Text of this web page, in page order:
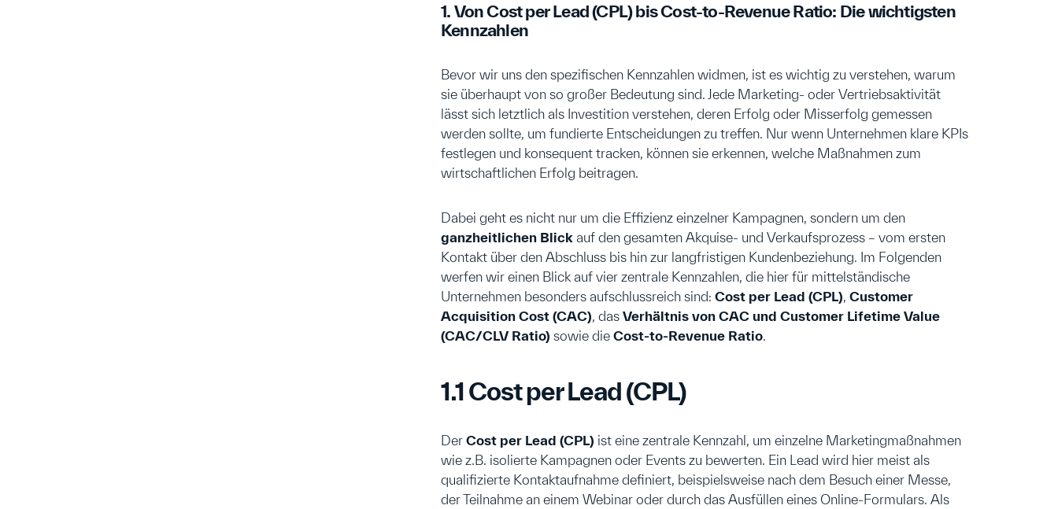
1. Von Cost per Lead (CPL) bis Cost-to-Revenue Ratio: Die wichtigsten
Kennzahlen
Bevor wir uns den spezifischen Kennzahlen widmen, ist es wichtig zu verstehen, warum
sie überhaupt von so großer Bedeutung sind. Jede Marketing- oder Vertriebsaktivität
lässt sich letztlich als Investition verstehen, deren Erfolg oder Misserfolg gemessen
werden sollte, um fundierte Entscheidungen zu treffen. Nur wenn Unternehmen klare KPIs
festlegen und konsequent tracken, können sie erkennen, welche Maßnahmen zum
wirtschaftlichen Erfolg beitragen.
Dabei geht es nicht nur um die Effizienz einzelner Kampagnen, sondern um den
ganzheitlichen Blick auf den gesamten Akquise- und Verkaufsprozess – vom ersten
Kontakt über den Abschluss bis hin zur langfristigen Kundenbeziehung. Im Folgenden
werfen wir einen Blick auf vier zentrale Kennzahlen, die hier für mittelständische
Unternehmen besonders aufschlussreich sind: Cost per Lead (CPL), Customer
Acquisition Cost (CAC), das Verhältnis von CAC und Customer Lifetime Value
(CAC/CLV Ratio) sowie die Cost-to-Revenue Ratio.
1.1 Cost per Lead (CPL)
Der Cost per Lead (CPL) ist eine zentrale Kennzahl, um einzelne Marketingmaßnahmen
wie z.B. isolierte Kampagnen oder Events zu bewerten. Ein Lead wird hier meist als
qualifizierte Kontaktaufnahme definiert, beispielsweise nach dem Besuch einer Messe,
der Teilnahme an einem Webinar oder durch das Ausfüllen eines Online-Formulars. Als